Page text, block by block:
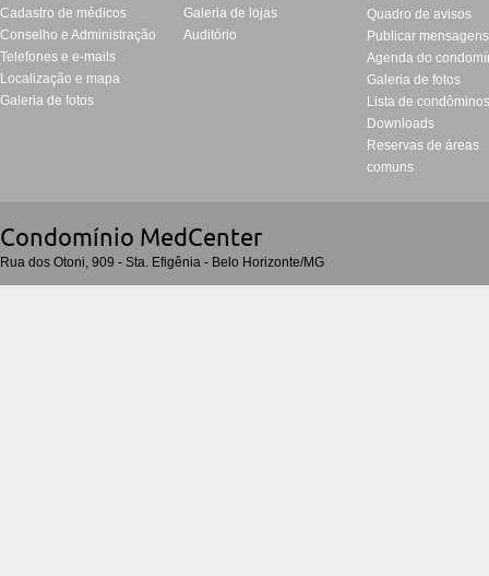
Cadastro de médicos
Conselho e Administração
Telefones e e-mails
Localização e mapa
Galeria de fotos
Galeria de lojas
Auditório
Quadro de avisos
Publicar mensagens
Agenda do
Galeria de fotos
Lista de
Downloads
Reservas de áreas
comuns
Condomí­nio MedCenter
Rua dos Otoni, 909 - Sta. Efigênia - Belo Horizonte/MG